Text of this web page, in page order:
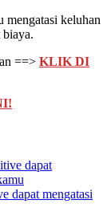
mengatasi keluhan
biaya.
==> KLIK DI
dapat mengatasi